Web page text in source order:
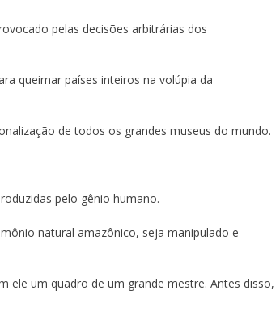
pelas decisões arbitrárias dos
queimar países inteiros na volúpia da
de todos os grandes museus do mundo.
pelo gênio humano.
natural amazônico, seja manipulado e
ele um quadro de um grande mestre. Antes disso,